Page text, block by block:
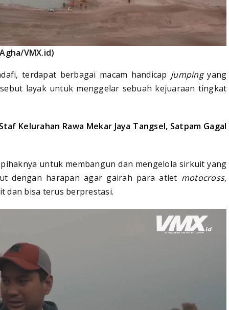
VMX.id)
terdapat berbagai macam handicap jumpingyang
layak untuk menggelar sebuah kejuaraan tingkat
Kelurahan Rawa Mekar Jaya Tangsel, Satpam Gagal
untuk membangun dan mengelola sirkuit yang
dengan harapan agar gairah para atlet motocross,
dan bisa terus berprestasi.